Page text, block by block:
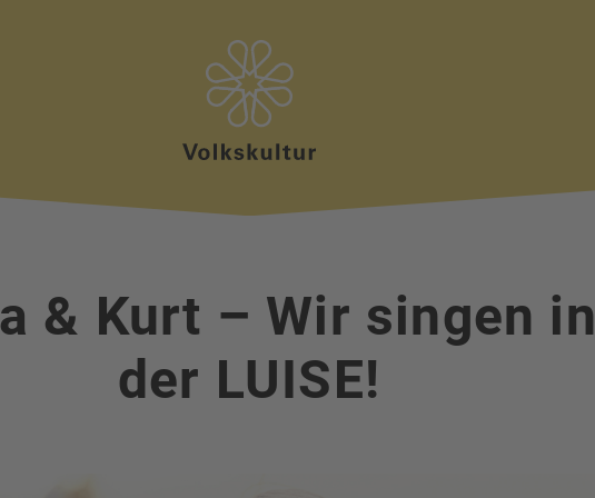
& Kurt – Wir singen in
der LUISE!